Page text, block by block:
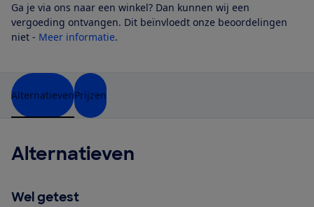
Ga je via ons naar een winkel? Dan kunnen wij een
vergoeding ontvangen. Dit beïnvloedt onze beoordelingen
niet - Meer informatie.
AlternatievenPrijzen
Alternatieven
Wel getest